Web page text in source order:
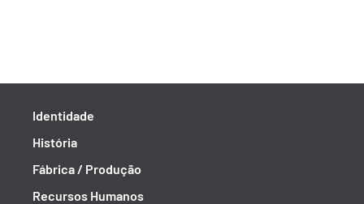
Identidade
História
Fábrica / Produção
Recursos Humanos